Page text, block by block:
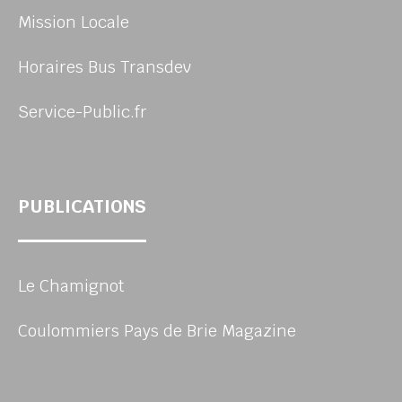
Mission Locale
Horaires Bus Transdev
Service-Public.fr
PUBLICATIONS
Le Chamignot
Coulommiers Pays de Brie Magazine